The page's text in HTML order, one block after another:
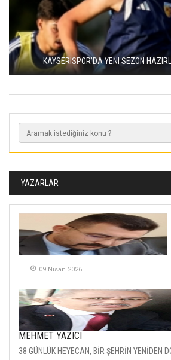
KAYSERISPOR’DA YENI SEZON
YAZARLAR
09 Nisan 2026
MEHMET YAZICI
38 GÜNLÜK HEYECAN, BİR ŞEHRİN YENİDEN